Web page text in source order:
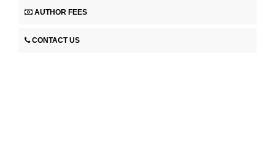
AUTHOR FEES
CONTACT US